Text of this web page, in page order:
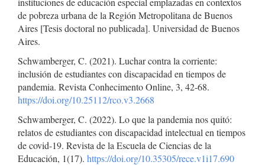
de pobreza urbana de la Región Metropolitana de Buenos
Aires [Tesis doctoral no publicada]. Universidad de Buenos
Aires.
Schwamberger, C. (2021). Luchar contra la corriente:
inclusión de estudiantes con discapacidad en tiempos de
pandemia. Revista Conhecimento Online, 3, 42-68.
https://doi.org/10.25112/rco.v3.2668
Schwamberger, C. (2022). Lo que la pandemia nos quitó:
relatos de estudiantes con discapacidad intelectual en tiempos
de covid-19. Revista de la Escuela de Ciencias de la
Educación, 1(17). https://doi.org/10.35305/rece.v1i17.690